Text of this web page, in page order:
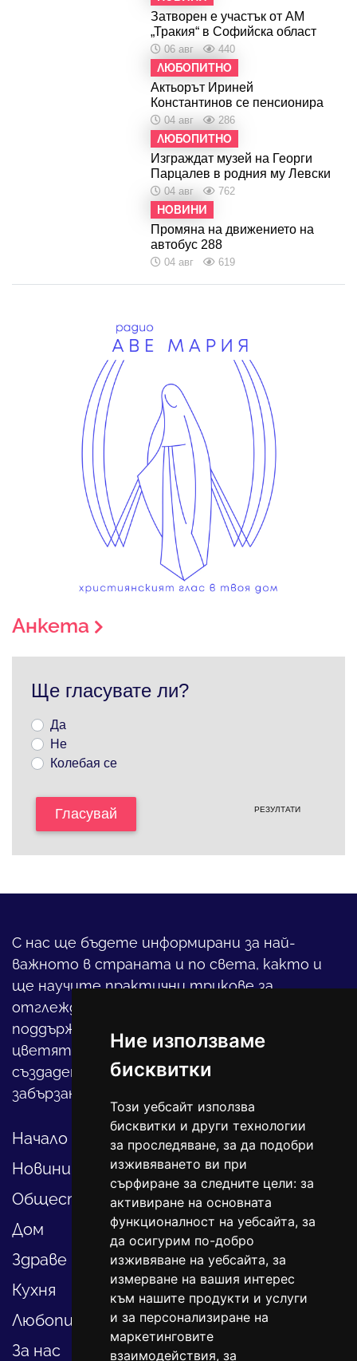
Ние използваме
бисквитки
Този уебсайт използва
бисквитки и други технологии
за проследяване, за да подобри
изживяването ви при
сърфиране за следните цели: за
активиране на основната
функционалност на уебсайта, за
да осигурим по-добро
изживяване на уебсайта, за
измерване на вашия интерес
към нашите продукти и услуги
и за персонализиране на
маркетинговите
взаимодействия, за
Затворен е участък от АМ
„Тракия“ в Софийска област
06 авг 440
ЛЮБОПИТНО
Актьорът Ириней
Константинов се пенсионира
04 авг 286
ЛЮБОПИТНО
Изграждат музей на Георги
Парцалев в родния му Левски
04 авг 762
НОВИНИ
Промяна на движението на
автобус 288
04 авг 619
Анкета
Ще гласувате ли?
Да
Не
Колебая се
Гласувай РЕЗУЛТАТИ
С нас ще бъдете информирани за най-
важното в страната и по света, както и
ще научите практични трикове за
отглеждането на детето, за
поддържането на дома и градината,
цветята, интериора и, въобще, как да
създадете своя уютен оазис в този така
забързан свят.
Начало
Новини
Общество
Дом
Здраве
Кухня
Любопитно
За нас